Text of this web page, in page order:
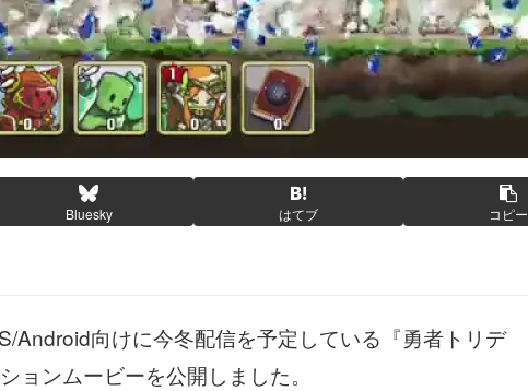
Bluesky はてブ コピー
Android向けに今冬配信を予定している『勇者トリデ
ョンムービーを公開しました。